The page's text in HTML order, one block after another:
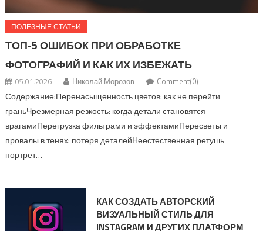
ПОЛЕЗНЫЕ СТАТЬИ
ТОП-5 ОШИБОК ПРИ ОБРАБОТКЕ
ФОТОГРАФИЙ И КАК ИХ ИЗБЕЖАТЬ
05.01.2026 Николай Морозов Comment(0)
Содержание:Перенасыщенность цветов: как не перейти
граньЧрезмерная резкость: когда детали становятся
врагамиПерегрузка фильтрами и эффектамиПересветы и
провалы в тенях: потеря деталейНеестественная ретушь
портрет…
КАК СОЗДАТЬ АВТОРСКИЙ
ВИЗУАЛЬНЫЙ СТИЛЬ ДЛЯ
INSTAGRAM И ДРУГИХ ПЛАТФОРМ